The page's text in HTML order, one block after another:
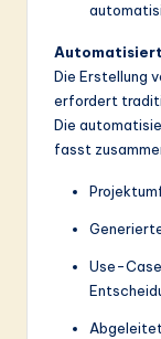
Die Erstellung
erfordert
Die
fasst
Use-